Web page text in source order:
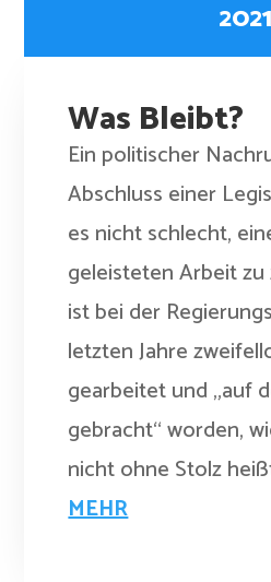
2021
Was Bleibt?
Ein politischer
Abschluss einer
es nicht schlecht,
geleisteten Arbeit zu
ist bei der
letzten Jahre
gearbeitet und „auf
gebracht“ worden,
nicht ohne Stolz
MEHR